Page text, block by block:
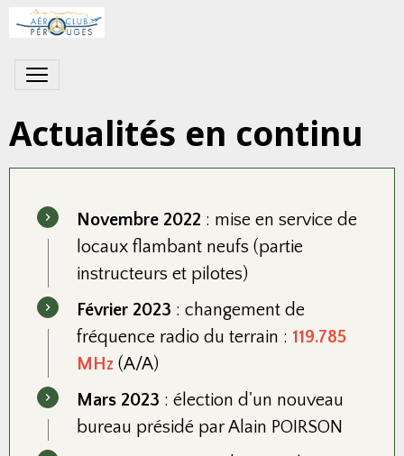
Actualités en continu
Novembre 2022 : mise en service de
locaux flambant neufs (partie
instructeurs et pilotes)
Février 2023 : changement de
fréquence radio du terrain : 119.785
MHz (A/A)
Mars 2023 : élection d'un nouveau
bureau présidé par Alain POIRSON